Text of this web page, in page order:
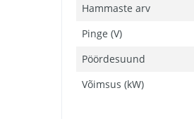
Hammaste arv
Pinge (V)
Pöördesuund
Võimsus (kW)